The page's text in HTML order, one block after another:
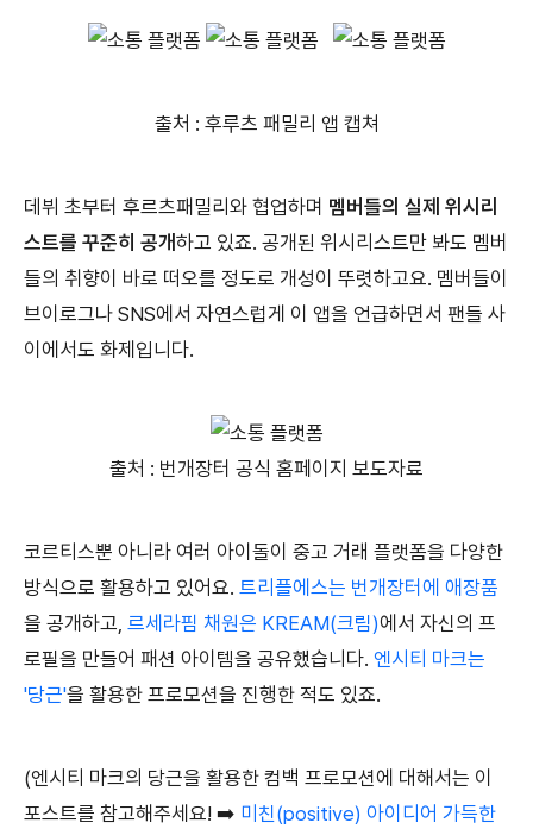
출처 : 후루츠 패밀리 앱 캡쳐
데뷔 초부터 후르츠패밀리와 협업하며 멤버들의 실제 위시리
스트를 꾸준히 공개하고 있죠. 공개된 위시리스트만 봐도 멤버
들의 취향이 바로 떠오를 정도로 개성이 뚜렷하고요. 멤버들이
브이로그나 SNS에서 자연스럽게 이 앱을 언급하면서 팬들 사
이에서도 화제입니다.
출처 : 번개장터 공식 홈페이지 보도자료
코르티스뿐 아니라 여러 아이돌이 중고 거래 플랫폼을 다양한
방식으로 활용하고 있어요. 트리플에스는 번개장터에 애장품
을 공개하고, 르세라핌 채원은 KREAM(크림)에서 자신의 프
로필을 만들어 패션 아이템을 공유했습니다. 엔시티 마크는
'당근'을 활용한 프로모션을 진행한 적도 있죠.
(엔시티 마크의 당근을 활용한 컴백 프로모션에 대해서는 이
포스트를 참고해주세요! ➡️ 미친(positive) 아이디어 가득한